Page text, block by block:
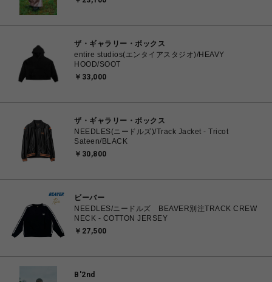
ザ・ギャラリー・ボックス
entire studios(エンタイアスタジオ)/HEAVY
HOOD/SOOT
￥33,000
ザ・ギャラリー・ボックス
NEEDLES(ニードルズ)/Track Jacket - Tricot
Sateen/BLACK
￥30,800
ビーバー
NEEDLES/ニードルズ BEAVER別注TRACK CREW
NECK - COTTON JERSEY
￥27,500
B'2nd